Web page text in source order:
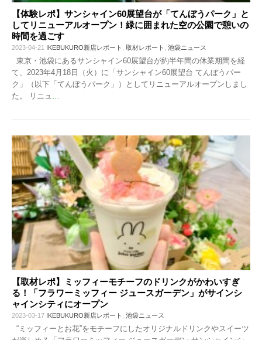
【体験レポ】サンシャイン60展望台が「てんぼうパーク」と
してリニューアルオープン！緑に囲まれた空の公園で憩いの
時間を過ごす
2023-04-21 IKEBUKURO新店レポート 取材レポート 池袋ニュース
東京・池袋にあるサンシャイン60展望台が約半年間の休業期間を経
て、2023年4月18日（火）に「サンシャイン60展望台 てんぼうパー
ク」（以下「てんぼうパーク」）としてリニューアルオープンしまし
た。 リニュ
【取材レポ】ミッフィーモチーフのドリンクがかわいすぎ
る！「フラワーミッフィー ジュースガーデン」がサインシ
ャインシティにオープン
2023-03-17 IKEBUKURO新店レポート 池袋ニュース
“ミッフィーとお花”をモチーフにしたオリジナルドリンクやスイーツ